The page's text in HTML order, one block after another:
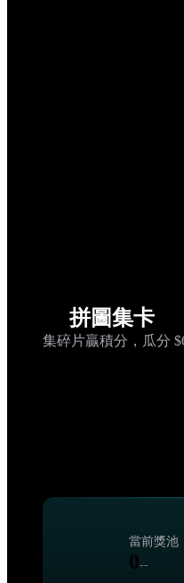
拼圖集卡
集碎片贏積分，瓜分
當前獎池
0--